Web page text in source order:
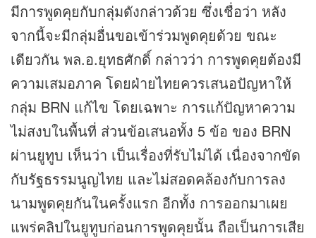
มีการพูดคุยกับกลุ่มดังกล่าวด้วย ซึ่งเชื่อว่า หลัง
จากนี้จะมีกลุ่มอื่นขอเข้าร่วมพูดคุยด้วย ขณะ
เดียวกัน พล.อ.ยุทธศักดิ์ กล่าวว่า การพูดคุยต้องมี
ความเสมอภาค โดยฝ่ายไทยควรเสนอปัญหาให้
กลุ่ม BRN แก้ไข โดยเฉพาะ การแก้ปัญหาความ
ไม่สงบในพื้นที่ ส่วนข้อเสนอทั้ง 5 ข้อ ของ BRN
ผ่านยูทูบ เห็นว่า เป็นเรื่องที่รับไม่ได้ เนื่องจากขัด
กับรัฐธรรมนูญไทย และไม่สอดคล้องกับการลง
นามพูดคุยกันในครั้งแรก อีกทั้ง การออกมาเผย
แพร่คลิปในยูทูบก่อนการพูดคุยนั้น ถือเป็นการเสีย